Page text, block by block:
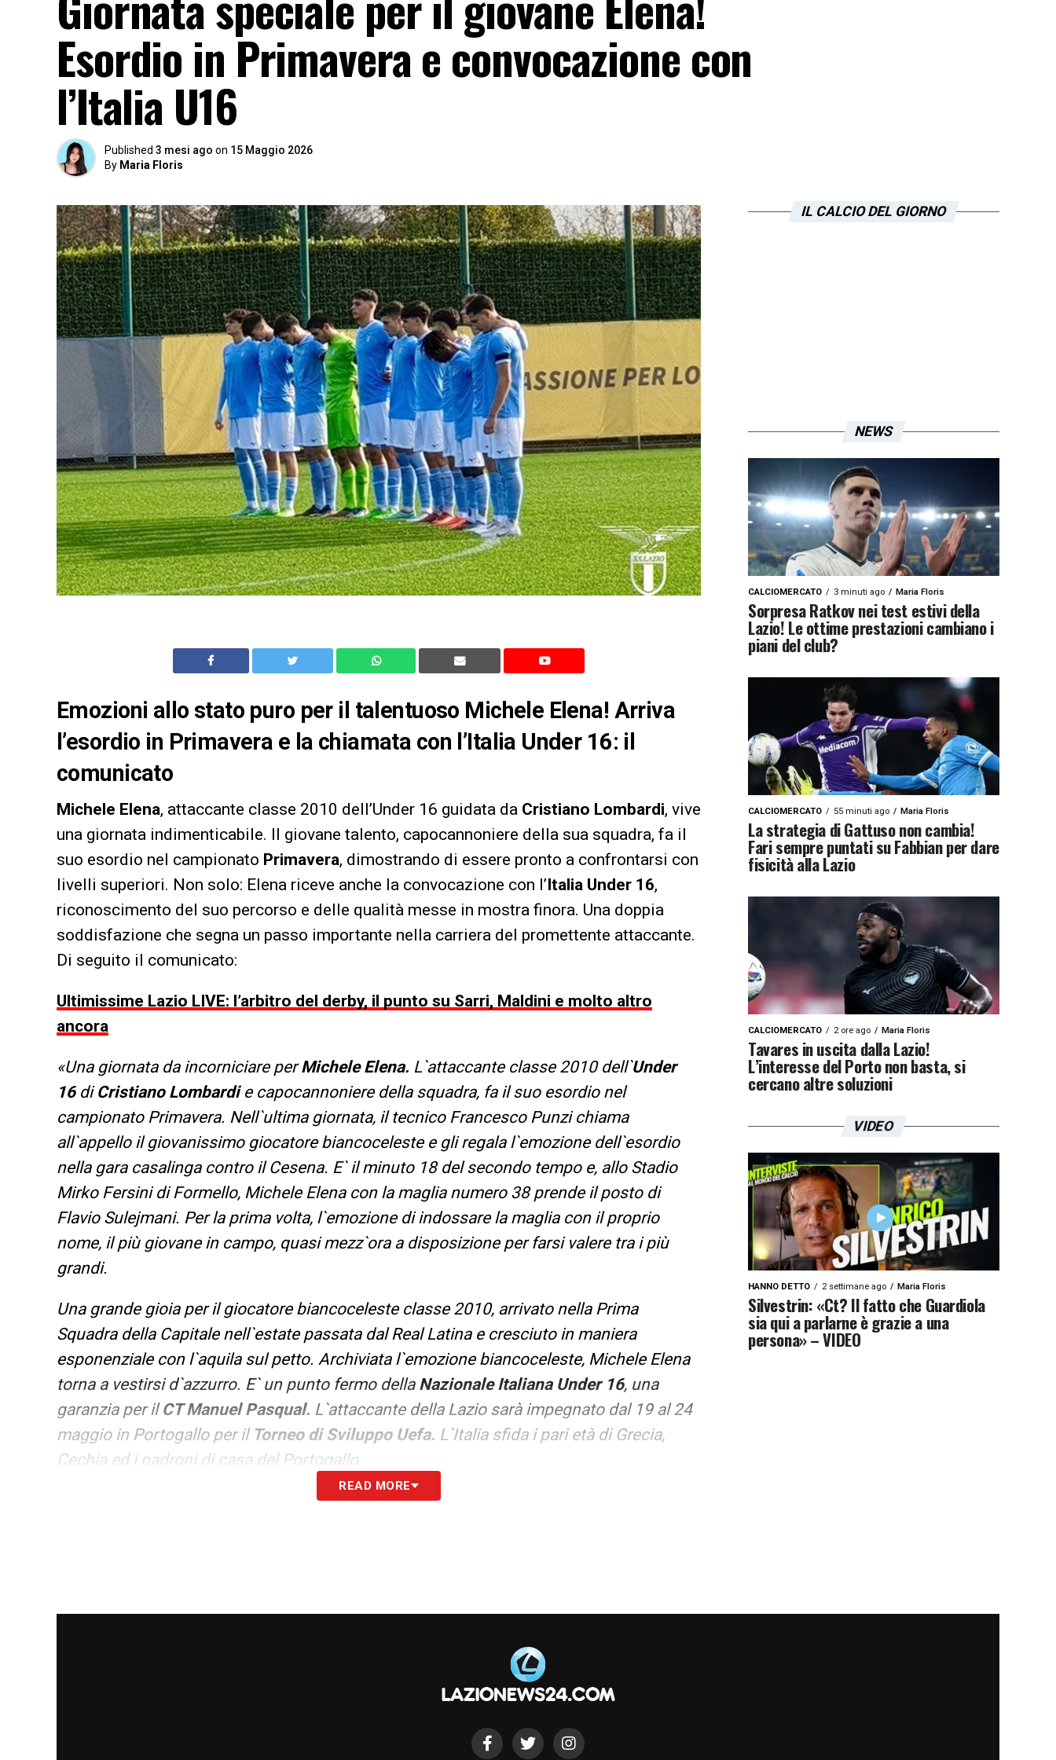
Esordio in Primavera e convocazione con
l’Italia U16
Published 3 mesi ago on 15 Maggio 2026
By Maria Floris
Emozioni allo stato puro per il talentuoso Michele Elena! Arriva
l’esordio in Primavera e la chiamata con l’Italia Under 16: il
comunicato
Michele Elena, attaccante classe 2010 dell’Under 16 guidata da Cristiano Lombardi, vive
una giornata indimenticabile. Il giovane talento, capocannoniere della sua squadra, fa il
suo esordio nel campionato Primavera, dimostrando di essere pronto a confrontarsi con
livelli superiori. Non solo: Elena riceve anche la convocazione con l’ Italia Under 16,
riconoscimento del suo percorso e delle qualità messe in mostra finora. Una doppia
soddisfazione che segna un passo importante nella carriera del promettente attaccante.
Di seguito il comunicato:
Ultimissime Lazio LIVE: l’arbitro del derby, il punto su Sarri, Maldini e molto altro
ancora
«Una giornata da incorniciare perMichele Elena. L`attaccante classe 2010 dell`Under
16diCristiano Lombardi e capocannoniere della squadra, fa il suo esordio nel
campionato Primavera. Nell`ultima giornata, il tecnico Francesco Punzi chiama
all`appello il giovanissimo giocatore biancoceleste e gli regala l`emozione dell`esordio
nella gara casalinga contro il Cesena. E` il minuto 18 del secondo tempo e, allo Stadio
Mirko Fersini di Formello, Michele Elena con la maglia numero 38 prende il posto di
Flavio Sulejmani. Per la prima volta, l`emozione di indossare la maglia con il proprio
nome, il più giovane in campo, quasi mezz`ora a disposizione per farsi valere tra i più
grandi.
Una grande gioia per il giocatore biancoceleste classe 2010, arrivato nella Prima
Squadra della Capitale nell`estate passata dal Real Latina e cresciuto in maniera
esponenziale con l`aquila sul petto. Archiviata l`emozione biancoceleste, Michele Elena
torna a vestirsi d`azzurro. E` un punto fermo dellaNazionale Italiana Under 16, una
garanzia per il CT Manuel Pasqual. L`attaccante della Lazio sarà impegnato dal 19 al 24
maggio in Portogallo per il Torneo di Sviluppo Uefa. L`Italia sfida i pari età di Grecia,
Cechia ed i padroni di casa del Portogallo.
Michele Elena, un giovanissimo aquilotto che prosegue il volo ad ali spiegate».
READ MORE
IL CALCIO DEL GIORNO
NEWS
CALCIOMERCATO 3 minuti ago Maria Floris
Sorpresa Ratkov nei test estivi della
Lazio! Le ottime prestazioni cambiano i
piani del club?
CALCIOMERCATO 55 minuti ago Maria Floris
La strategia di Gattuso non cambia!
Fari sempre puntati su Fabbian per dare
fisicità alla Lazio
CALCIOMERCATO 2 ore ago Maria Floris
Tavares in uscita dalla Lazio!
L’interesse del Porto non basta, si
cercano altre soluzioni
VIDEO
HANNO DETTO 2 settimane ago Maria Floris
Silvestrin: «Ct? Il fatto che Guardiola
sia qui a parlarne è grazie a una
persona» – VIDEO